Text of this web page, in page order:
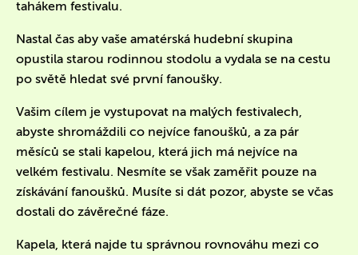
tahákem festivalu.
Nastal čas aby vaše amatérská hudební skupina
opustila starou rodinnou stodolu a vydala se na cestu
po světě hledat své první fanoušky.
Vašim cílem je vystupovat na malých festivalech,
abyste shromáždili co nejvíce fanoušků, a za pár
měsíců se stali kapelou, která jich má nejvíce na
velkém festivalu. Nesmíte se však zaměřit pouze na
získávání fanoušků. Musíte si dát pozor, abyste se včas
dostali do závěrečné fáze.
Kapela, která najde tu správnou rovnováhu mezi co